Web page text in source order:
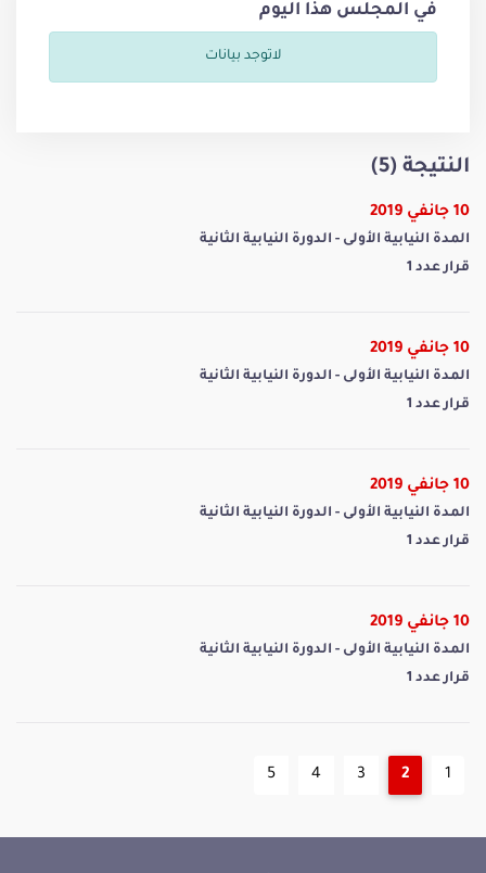
في المجلس هذا اليوم
لاتوجد بيانات
النتيجة (5)
10 جانفي 2019
المدة النيابية الأولى - الدورة النيابية الثانية
قرار عدد 1
10 جانفي 2019
المدة النيابية الأولى - الدورة النيابية الثانية
قرار عدد 1
10 جانفي 2019
المدة النيابية الأولى - الدورة النيابية الثانية
قرار عدد 1
10 جانفي 2019
المدة النيابية الأولى - الدورة النيابية الثانية
قرار عدد 1
1
2
3
4
5